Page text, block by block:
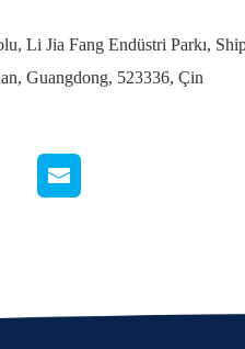
Li Jia Fang Endüstri Parkı,
Guangdong, 523336, Çin